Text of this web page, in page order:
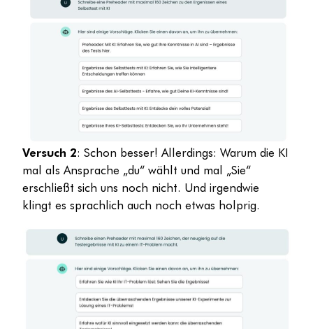
Versuch 2: Schon besser! Allerdings: Warum die KI
mal als Ansprache „du“ wählt und mal „Sie“
erschließt sich uns noch nicht. Und irgendwie
klingt es sprachlich auch noch etwas holprig.